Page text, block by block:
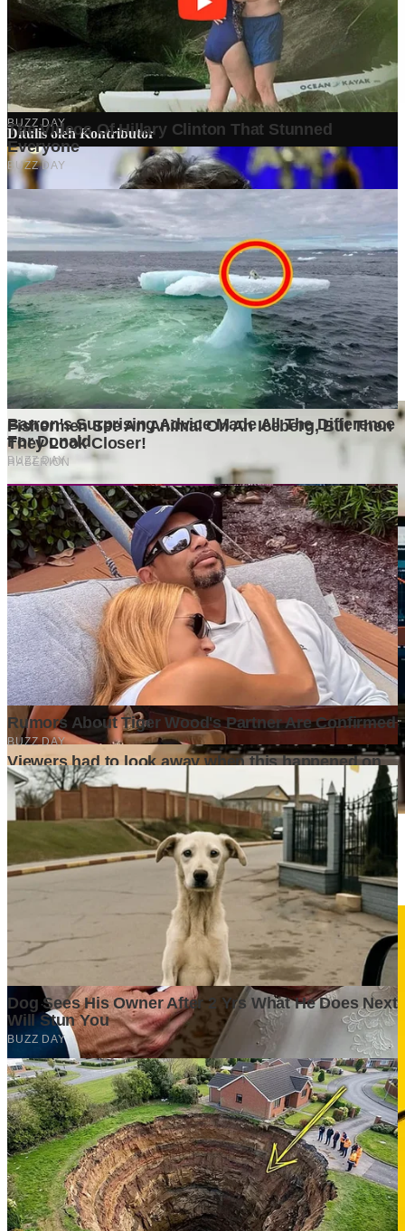
Ditulis olehKontributor
Penyuka detail yang percaya bahwa setiap tulisan punya nyawa.
Bertugas merangkai ide menjadi cerita yang mengalir, memastikan
setiap titik dan koma berada di tempat yang tepat untuk kenyamanan
membacamu
Komentar ( 0)
Tulis Komentar
Belum ada komentar. Jadilah yang pertama!
Baca Juga
Bertahan Saja Tidak Cukup: Saatnya Industri Menata Ulang
Strategi di Tengah Tekanan Global